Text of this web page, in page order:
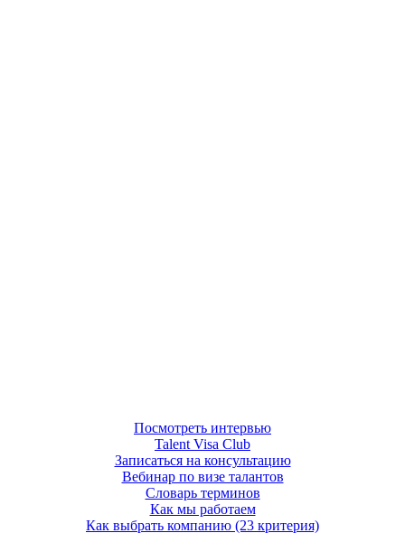
Посмотреть интервью
Talent Visa Club
Записаться на консультацию
Вебинар по визе талантов
Словарь терминов
Как мы работаем
Как выбрать компанию (23 критерия)